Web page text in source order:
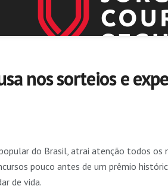
nos sorteios e
do Brasil, atrai atenção todos os
pouco antes de um prêmio
de vida.